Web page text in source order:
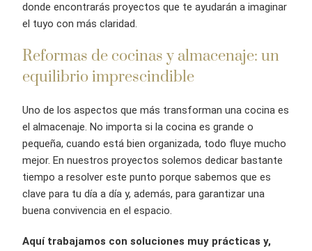
donde encontrarás proyectos que te ayudarán a imaginar
el tuyo con más claridad.
Reformas de cocinas y almacenaje: un
equilibrio imprescindible
Uno de los aspectos que más transforman una cocina es
el almacenaje. No importa si la cocina es grande o
pequeña, cuando está bien organizada, todo fluye mucho
mejor. En nuestros proyectos solemos dedicar bastante
tiempo a resolver este punto porque sabemos que es
clave para tu día a día y, además, para garantizar una
buena convivencia en el espacio.
Aquí trabajamos con soluciones muy prácticas y,